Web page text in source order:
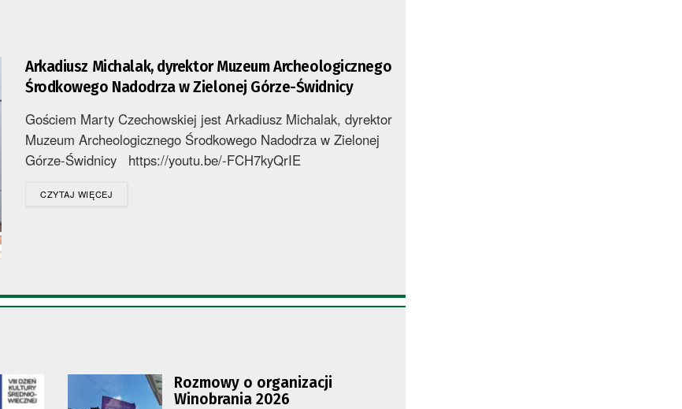
Arkadiusz Michalak, dyrektor Muzeum Archeologicznego
Środkowego Nadodrza w Zielonej Górze-Świdnicy
Gościem Marty Czechowskiej jest Arkadiusz Michalak, dyrektor
Muzeum Archeologicznego Środkowego Nadodrza w Zielonej
Górze-Świdnicy https://youtu.be/-FCH7kyQrIE
CZYTAJ WIĘCEJ
Rozmowy o organizacji
Winobrania 2026